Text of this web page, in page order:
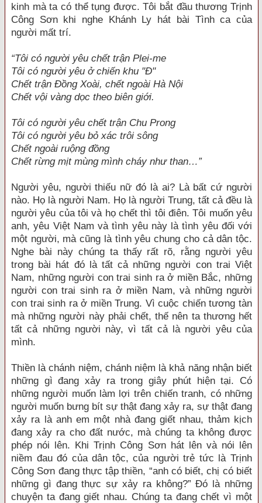
kinh mà ta có thể tụng được. Tôi bắt đầu thương Trịnh
Công Sơn khi nghe Khánh Ly hát bài Tình ca của
người mất trí.
“Tôi có người yêu chết trận Plei-me
Tôi có người yêu ở chiến khu "Đ"
Chết trận Đồng Xoài, chết ngoài Hà Nội
Chết vội vàng dọc theo biên giới.
Tôi có người yêu chết trận Chu Prong
Tôi có người yêu bỏ xác trôi sông
Chết ngoài ruộng đồng
Chết rừng mịt mùng mình cháy như than…”
Người yêu, người thiếu nữ đó là ai? Là bất cứ người
nào. Họ là người Nam. Họ là người Trung, tất cả đều là
người yêu của tôi và họ chết thì tôi điên. Tôi muốn yêu
anh, yêu Việt Nam và tình yêu này là tình yêu đối với
một người, mà cũng là tình yêu chung cho cả dân tộc.
Nghe bài này chúng ta thấy rất rõ, rằng người yêu
trong bài hát đó là tất cả những người con trai Việt
Nam, những người con trai sinh ra ở miền Bắc, những
người con trai sinh ra ở miền Nam, và những người
con trai sinh ra ở miền Trung. Vì cuộc chiến tương tàn
mà những người này phải chết, thế nên ta thương hết
tất cả những người này, vì tất cả là người yêu của
mình.
Thiền là chánh niệm, chánh niệm là khả năng nhận biết
những gì đang xảy ra trong giây phút hiện tại. Có
những người muốn làm lợi trên chiến tranh, có những
người muốn bưng bít sự thật đang xảy ra, sự thật đang
xảy ra là anh em một nhà đang giết nhau, thảm kịch
đang xảy ra cho đất nước, mà chúng ta không được
phép nói lên. Khi Trịnh Công Sơn hát lên và nói lên
niềm đau đó của dân tộc, của người trẻ tức là Trịnh
Công Sơn đang thực tập thiền, “anh có biết, chị có biết
những gì đang thực sự xảy ra không?” Đó là những
chuyện ta đang giết nhau. Chúng ta đang chết vì một